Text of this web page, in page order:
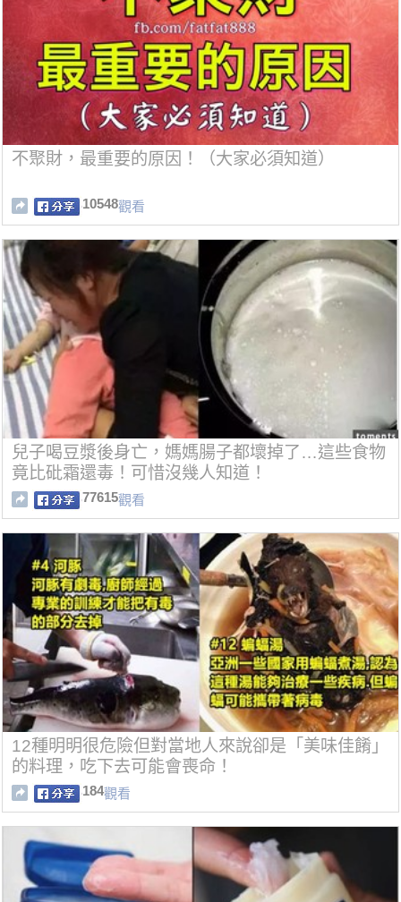
不聚財，最重要的原因！（大家必須知道）
10548觀看
兒子喝豆漿後身亡，媽媽腸子都壞掉了…這些食物
竟比砒霜還毒！可惜沒幾人知道！
77615觀看
12種明明很危險但對當地人來說卻是「美味佳餚」
的料理，吃下去可能會喪命！
184觀看